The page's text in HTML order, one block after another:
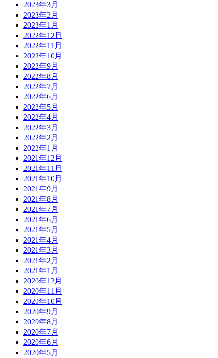
2023年3月
2023年2月
2023年1月
2022年12月
2022年11月
2022年10月
2022年9月
2022年8月
2022年7月
2022年6月
2022年5月
2022年4月
2022年3月
2022年2月
2022年1月
2021年12月
2021年11月
2021年10月
2021年9月
2021年8月
2021年7月
2021年6月
2021年5月
2021年4月
2021年3月
2021年2月
2021年1月
2020年12月
2020年11月
2020年10月
2020年9月
2020年8月
2020年7月
2020年6月
2020年5月